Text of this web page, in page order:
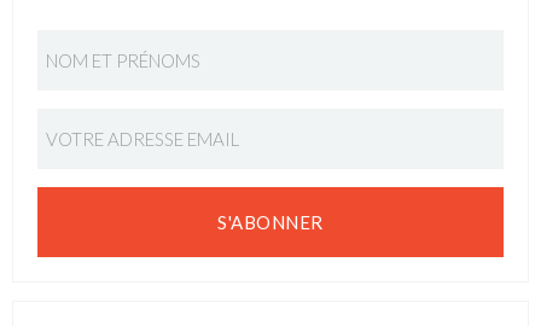
S'ABONNER